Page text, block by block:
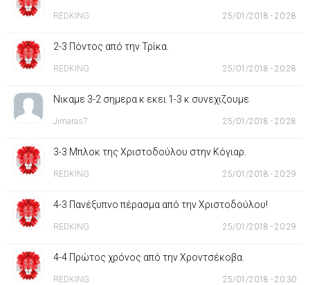
REDKING 25/01/2018 - 20:28
2-3 Πόντος από την Τρίκα.
REDKING 25/01/2018 - 20:28
Νικαμε 3-2 σημερα κ εκει 1-3 κ συνεχιζουμε
Jimaras7 25/01/2018 - 20:28
3-3 Μπλοκ της Χριστοδούλου στην Κόγιαρ.
REDKING 25/01/2018 - 20:29
4-3 Πανέξυπνο πέρασμα από την Χριστοδούλου!
REDKING 25/01/2018 - 20:29
4-4 Πρώτος χρόνος από την Χροντσέκοβα.
REDKING 25/01/2018 - 20:30